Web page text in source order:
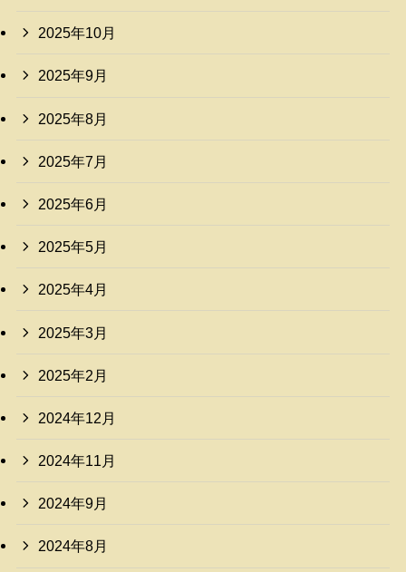
2025年10月
2025年9月
2025年8月
2025年7月
2025年6月
2025年5月
2025年4月
2025年3月
2025年2月
2024年12月
2024年11月
2024年9月
2024年8月